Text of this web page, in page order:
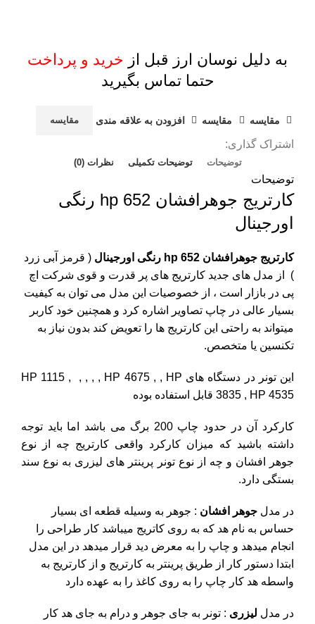
به دلیل نوسان ارز قبل از خرید و پرداخت
حتما تماس بگیرید
مقايسه مقایسه افزودن به علاقه مندی مقایسه
اشتراک گذاری:
توضیحات توضیحات تکمیلی نظرات (0)
توضیحات
کارتریج جوهرافشان 652 hp رنگی
اورجینال
کارتریج جوهرافشان 652 hp رنگی اورجینال
( قرمز آبی زرد
) از مدل های جدید کارتریج های پر قدرت و قوی شرکت اچ
پی در بازار است ، از خصوصیات این مدل می توان به کیفیت
بسیار عالی در چاپ تصاویر اشاره کرد و همچنین خود کاربر
میتواند به راحتی این کارتریج ها را تعویض کند بدون نیاز به
تکنسین یا متخصص.
این تونر در دستگاه های HP 1115 , , , , , HP 4675 , , HP
3835 , HP 4535 قابل استفاده بوده
کارکرد آن در حدود چاپ 200 برگ می باشد اما باید توجه
داشته باشید که میزان کارکرد واقعی کارتریج چه از نوع
جوهر افشان و چه از نوع تونر پرینتر های لیزری به نوع سند
بستگی دارد.
در مدل جوهر افشان : جوهر به وسیله قطعه ای بسیار
حساس به نام هد که به روی کاتریج میباشد کار طراحی را
انجام میدهد و چاپ را به معرض دید قرار میدهد در این مدل
ابتدا دستور کار از طریق پرینتر به کارتریج و از کارتریج به
واسطه هد کار چاپ را به روی کاغذ را به عهده دارد
در مدل لیزری : تونر به جای جوهر و درام به جای هد کار